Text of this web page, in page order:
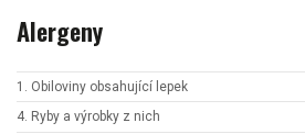
Alergeny
1. Obiloviny obsahující lepek
4. Ryby a výrobky z nich